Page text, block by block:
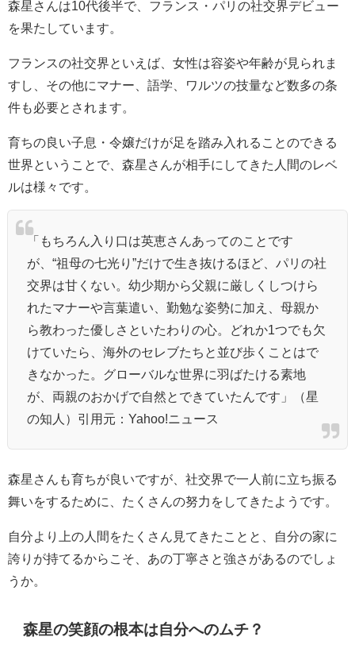
森星さんは10代後半で、フランス・パリの社交界デビュー
を果たしています。
フランスの社交界といえば、女性は容姿や年齢が見られま
すし、その他にマナー、語学、ワルツの技量など数多の条
件も必要とされます。
育ちの良い子息・令嬢だけが足を踏み入れることのできる
世界ということで、森星さんが相手にしてきた人間のレベ
ルは様々です。
「もちろん入り口は英恵さんあってのことです
が、“祖母の七光り”だけで生き抜けるほど、パリの社
交界は甘くない。幼少期から父親に厳しくしつけら
れたマナーや言葉遣い、勤勉な姿勢に加え、母親か
ら教わった優しさといたわりの心。どれか1つでも欠
けていたら、海外のセレブたちと並び歩くことはで
きなかった。グローバルな世界に羽ばたける素地
が、両親のおかげで自然とできていたんです」（星
の知人）引用元：Yahoo!ニュース
森星さんも育ちが良いですが、社交界で一人前に立ち振る
舞いをするために、たくさんの努力をしてきたようです。
自分より上の人間をたくさん見てきたことと、自分の家に
誇りが持てるからこそ、あの丁寧さと強さがあるのでしょ
うか。
森星の笑顔の根本は自分へのムチ？